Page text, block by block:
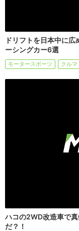
ドリフトを日本中に
ーシングカー6選
モータースポーツ クルマ
ハコの2WD改造車で
だ？！